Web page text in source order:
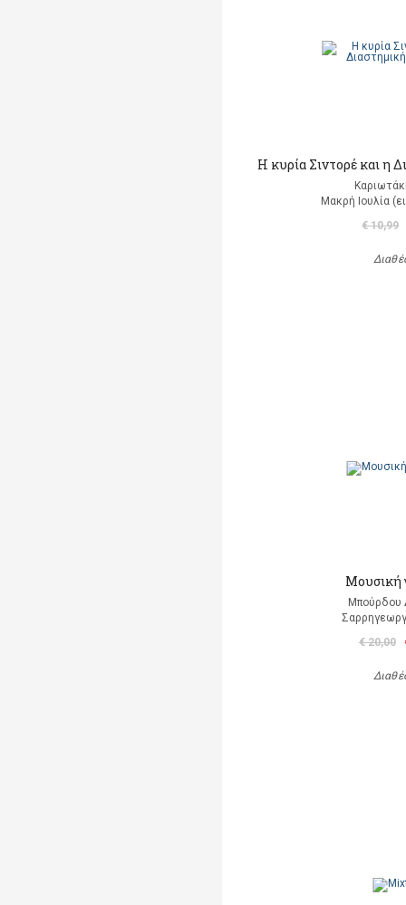
Η κυρία Σιντορέ και η
Μακρή Ιουλία
€ 10,99
Μουσική
Μπούρδου
€ 20,00